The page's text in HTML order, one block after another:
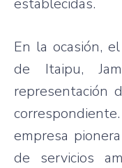
En la ocasión,
de Itaipu,
representación
empresa
de servicios